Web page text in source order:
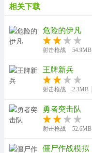
相关下载
危险的伊凡
射击枪战 54.9MB
王牌新兵
射击枪战 2.3MB
勇者突击队
射击枪战 52.6MB
僵尸作战模拟